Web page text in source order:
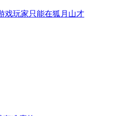
戏玩家只能在狐月山才